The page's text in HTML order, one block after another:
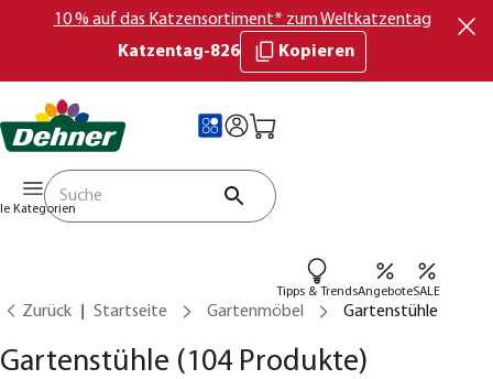
10 % auf das Katzensortiment* zum Weltkatzentag
Katzentag-826
Kopieren
Kategorien
Tipps & TrendsAngeboteSALE
Zurück Startseite Gartenmöbel Gartenstühle
Gartenstühle (104 Produkte)